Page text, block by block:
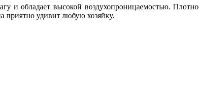
и обладает высокой воздухопроницаемостью.
приятно удивит любую хозяйку.